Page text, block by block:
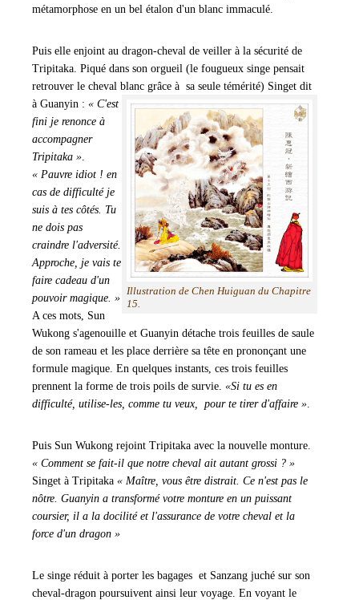
métamorphose en un bel étalon d'un blanc immaculé.
Puis elle enjoint au dragon-cheval de veiller à la sécurité de
Tripitaka. Piqué dans son orgueil (le fougueux singe pensait
retrouver le cheval blanc grâce à sa seule témérité) Singet
Illustration de Chen Huiguan du Chapitre
15.
dit
à Guanyin : « C'est
fini je renonce à
accompagner
Tripitaka ».
« Pauvre idiot ! en
cas de difficulté je
suis à tes côtés. Tu
ne dois pas
craindre l'adversité.
Approche, je vais te
faire cadeau d'un
pouvoir magique. »
A ces mots, Sun
Wukong s'agenouille et Guanyin détache trois feuilles de saule
de son rameau et les place derrière sa tête en prononçant une
formule magique. En quelques instants, ces trois feuilles
prennent la forme de trois poils de survie. «Si tu es en
difficulté, utilise-les, comme tu veux, pour te tirer d'affaire ».
Puis Sun Wukong rejoint Tripitaka avec la nouvelle monture.
« Comment se fait-il que notre cheval ait autant grossi ? »
Singet à Tripitaka « Maître, vous être distrait. Ce n'est pas le
nôtre. Guanyin a transformé votre monture en un puissant
coursier, il a la docilité et l'assurance de votre cheval et la
force d'un dragon »
Le singe réduit à porter les bagages et Sanzang juché sur son
cheval-dragon poursuivent ainsi leur voyage. En voyant le